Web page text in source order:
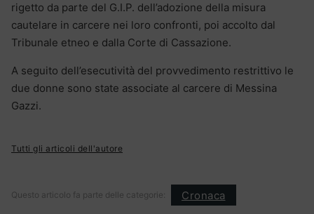
rigetto da parte del G.I.P. dell’adozione della misura
cautelare in carcere nei loro confronti, poi accolto dal
Tribunale etneo e dalla Corte di Cassazione.
A seguito dell’esecutività del provvedimento restrittivo le
due donne sono state associate al carcere di Messina
Gazzi.
Tutti gli articoli dell'autore
Questo articolo fa parte delle categorie: Cronaca